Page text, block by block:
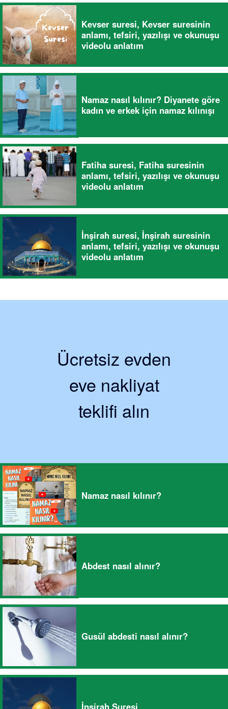
Kevser suresi, Kevser suresinin
anlamı, tefsiri, yazılışı ve okunuşu
videolu anlatım
Namaz nasıl kılınır? Diyanete göre
kadın ve erkek için namaz kılınışı
Fatiha suresi, Fatiha suresinin
anlamı, tefsiri, yazılışı ve okunuşu
videolu anlatım
İnşirah suresi, İnşirah suresinin
anlamı, tefsiri, yazılışı ve okunuşu
videolu anlatım
Ücretsiz evden
eve nakliyat
teklifi alın
Namaz nasıl kılınır?
Abdest nasıl alınır?
Gusül abdesti nasıl alınır?